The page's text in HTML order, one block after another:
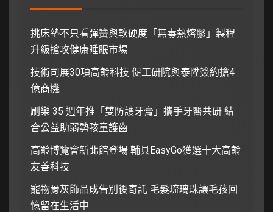
挑床墊不只看彈簧與軟硬度「無毒熱熔膠」製程
升級搶攻健康睡眠市場
技術司展30項高齡科技 促工研院與泰陞簽約搶4
億商機
刷樂 35 週年推「雙防護牙膏」攜手牙醫共研 結
合公益助弱勢孩童護齒
高齡博覽會新北館登場 輔具EasyGo獲選十大高齡
友善科技
寵物骨灰飾品成告別後寄託 毛髮琉璃珠讓毛孩回
憶留在生活中